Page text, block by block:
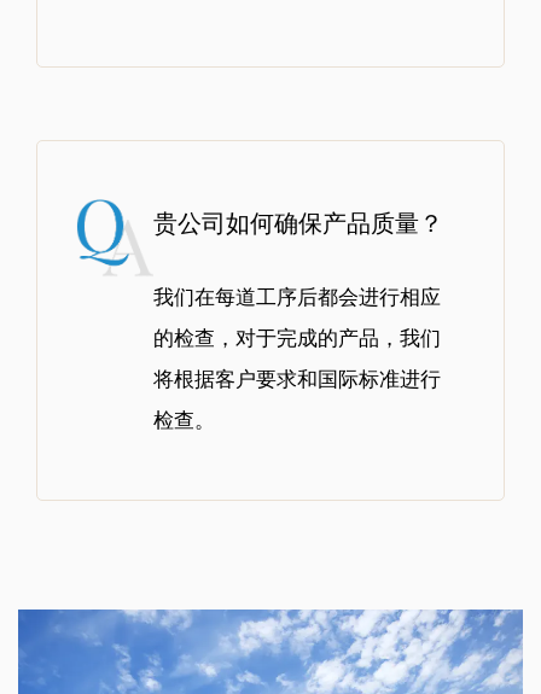
贵公司如何确保产品质量？
我们在每道工序后都会进行相应
的检查，对于完成的产品，我们
将根据客户要求和国际标准进行
检查。